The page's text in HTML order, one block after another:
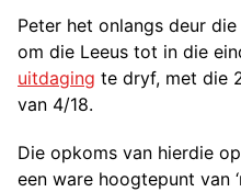
Peter het onlangs deur
om die Leeus tot in die
uitdaging te dryf, met die
van 4/18.
Die opkoms van hierdie
een ware hoogtepunt van